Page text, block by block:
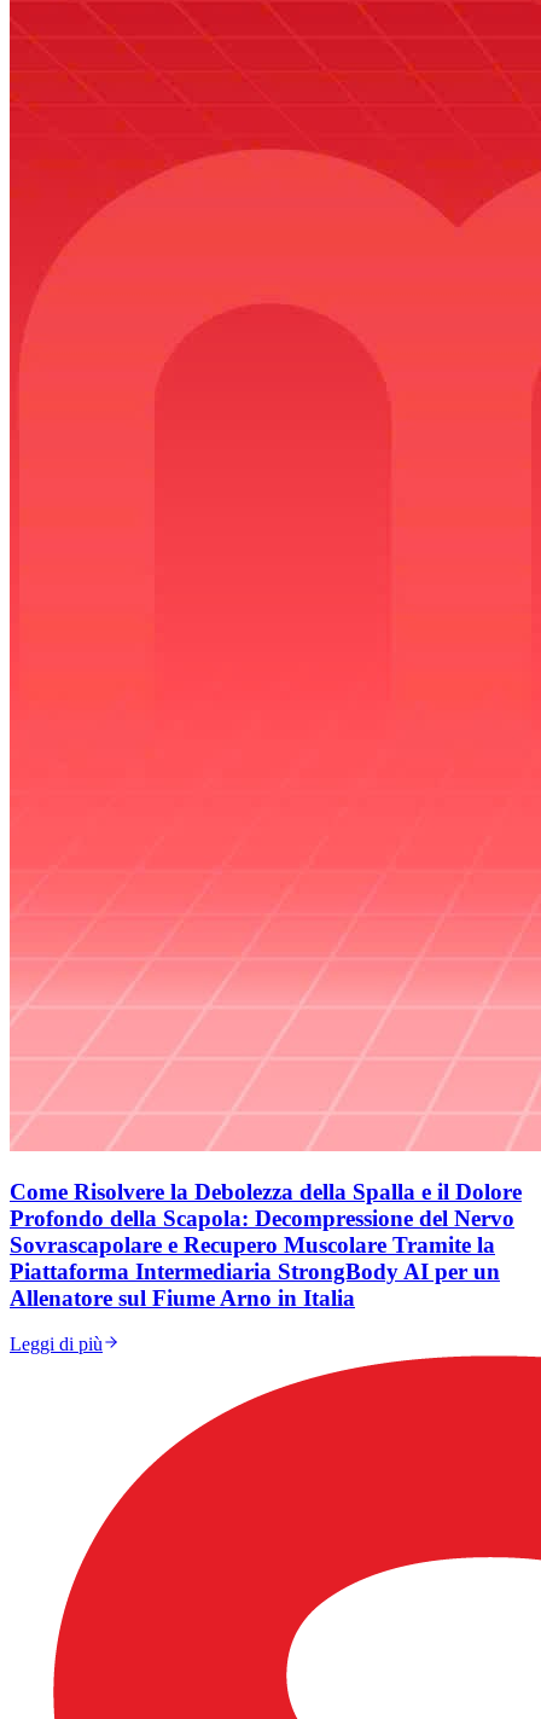
Come Risolvere la Debolezza della Spalla e il Dolore
Profondo della Scapola: Decompressione del Nervo
Sovrascapolare e Recupero Muscolare Tramite la
Piattaforma Intermediaria StrongBody AI per un
Allenatore sul Fiume Arno in Italia
Leggi di più